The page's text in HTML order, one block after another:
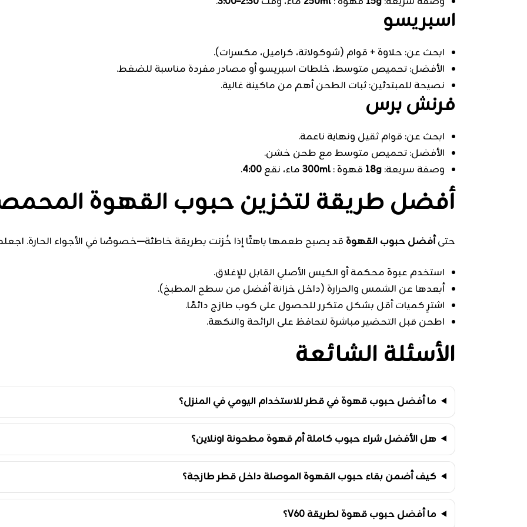
اسبريسو
ابحث عن: حلاوة + قوام (شوكولاتة، كراميل، مكسرات).
الأفضل: تحميص متوسط، خلطات اسبريسو أو مصادر مفردة مناسبة للضغط.
نصيحة للمبتدئين: ثبات الطحن أهم من ماكينة غالية.
فرنش برس
ابحث عن: قوام ثقيل ونهاية ناعمة.
الأفضل: تحميص متوسط مع طحن خشن.
وصفة سريعة:18g قهوة :300mlماء، نقع4:00
.
أفضل طريقة لتخزين حبوب القهوة
حتىأفضل حبوب القهوة قد يصبح طعمها باهتًا إذا خُزنت بطريقة خاطئة—خصوصًا في الأجواء الحارة.
استخدم عبوة محكمة أو الكيس الأصلي القابل للإغلاق.
أبعدها عن الشمس والحرارة (داخل خزانة أفضل من سطح المطبخ).
اشترِ كميات أقل بشكل متكرر للحصول على كوب طازج دائمًا.
اطحن قبل التحضير مباشرة لتحافظ على الرائحة والنكهة.
الأسئلة الشائعة
ما أفضل حبوب قهوة في قطر للاستخدام اليومي في المنزل؟
هل الأفضل شراء حبوب كاملة أم قهوة مطحونة اونلاين؟
كيف أضمن بقاء حبوب القهوة الموصلة داخل قطر طازجة؟
ما أفضل حبوب قهوة لطريقة V60؟